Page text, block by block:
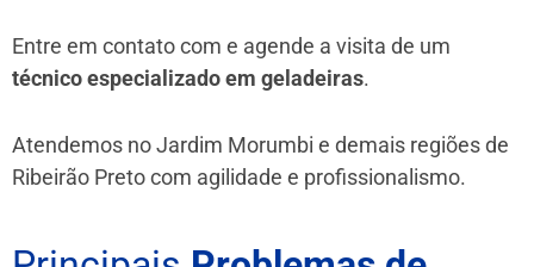
Entre em contato com e agende a visita de um
técnico especializado em geladeiras.
Atendemos no Jardim Morumbi e demais regiões de
Ribeirão Pretocom agilidade e profissionalismo.